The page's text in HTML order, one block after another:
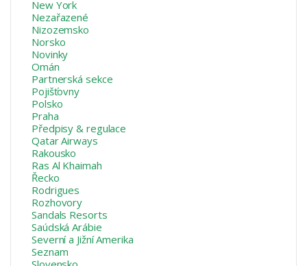
New York
Nezařazené
Nizozemsko
Norsko
Novinky
Omán
Partnerská sekce
Pojišťovny
Polsko
Praha
Předpisy & regulace
Qatar Airways
Rakousko
Ras Al Khaimah
Řecko
Rodrigues
Rozhovory
Sandals Resorts
Saúdská Arábie
Severní a Jižní Amerika
Seznam